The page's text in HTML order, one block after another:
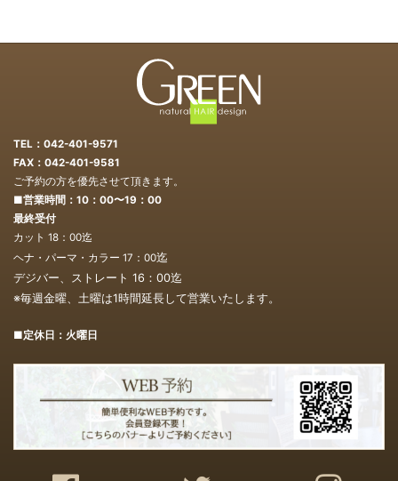
TEL：042-401-9571
FAX：042-401-9581
ご予約の方を優先させて頂きます。
■営業時間：10：00〜19：00
最終受付
カット 18：00迄
ヘナ・パーマ・カラー 17：00迄
デジバー、ストレート 16：00迄
※毎週金曜、土曜は1時間延長して営業いたします。
■定休日：火曜日